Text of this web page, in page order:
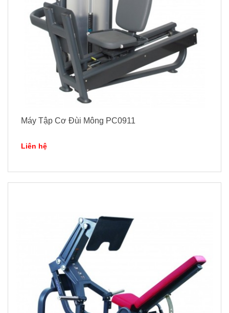
Máy Tập Cơ Đùi Mông PC0911
Liên hệ